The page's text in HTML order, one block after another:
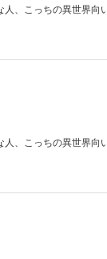
、こっちの異世界向
、こっちの異世界向